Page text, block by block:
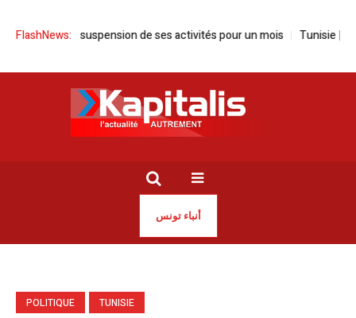
FlashNews:
la suspension de ses activités pour un mois Tunisie | Sayed
أنباء تونس
POLITIQUE TUNISIE